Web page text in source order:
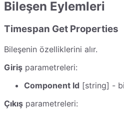
Bileşen Eylemleri
Timespan Get Properties
Bileşenin özelliklerini alır.
Giriş parametreleri:
Component Id [string] -
Çıkış parametreleri: